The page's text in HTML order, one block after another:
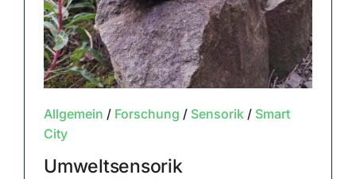
Allgemein / Forschung / Sensorik/ Smart
City
Umweltsensorik